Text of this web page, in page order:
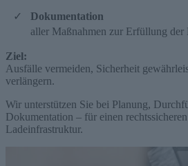
Dokumentation
aller Maßnahmen zur Erfüllung der
Ziel:
Ausfälle vermeiden, Sicherheit
verlängern.
Wir unterstützen Sie bei Planung,
Dokumentation – für einen
Ladeinfrastruktur.